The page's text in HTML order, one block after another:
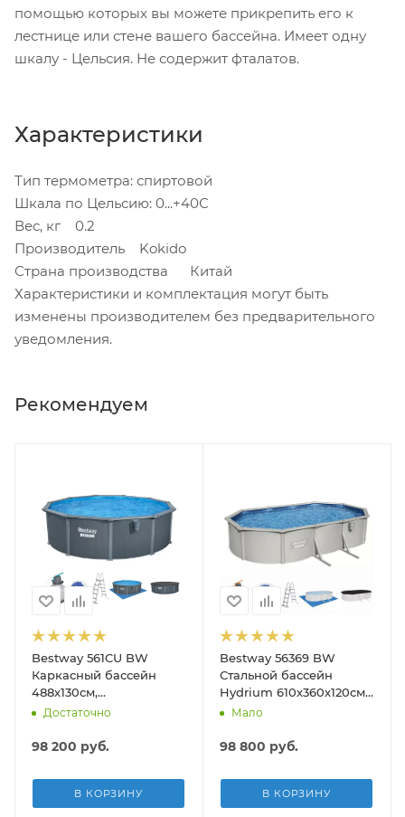
помощью которых вы можете прикрепить его к
лестнице или стене вашего бассейна. Имеет одну
шкалу - Цельсия. Не содержит фталатов.
Характеристики
Тип термометра: спиртовой
Шкала по Цельсию: 0...+40С
Вес, кг 0.2
Производитель Kokido
Страна производства Китай
Характеристики и комплектация могут быть
изменены производителем без предварительного
уведомления.
Рекомендуем
Bestway 561CU BW
Каркасный бассейн
488х130см,
композитный, 21490л,
лестн, тент, подст, дисп.
Достаточно
98 200 руб.
В КОРЗИНУ
Bestway 56369 BW
Стальной бассейн
Hydrium 610х360х120см,
19929л, песч.фил.-нас
подст.
Мало
98 800 руб.
В КОРЗИНУ